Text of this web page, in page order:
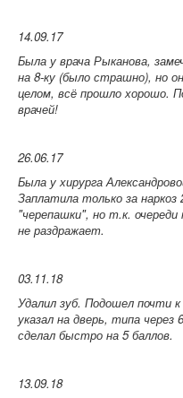
14.09.17
Была у врача Рыканова,
на 8-ку (было страшно), но
целом, всё прошло хорошо.
врачей!
26.06.17
Была у хирурга
Заплатила только за
"черепашки", но т.к.
не раздражает.
03.11.18
Удалил зуб. Подошел почти
указал на дверь, типа
сделал быстро на 5 баллов.
13.09.18